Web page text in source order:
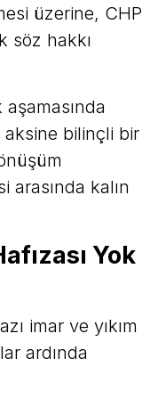
üzerine, CHP
söz hakkı
aksine bilinçli bir
kalın
Yok
imar ve yıkım
ardında